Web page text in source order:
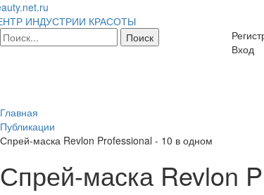
ИНДУСТРИИ КРАСОТЫ
Вход
Главная
Публикации
Спрей-маска Revlon Professional - 10 в одном
Спрей-маска Revlon